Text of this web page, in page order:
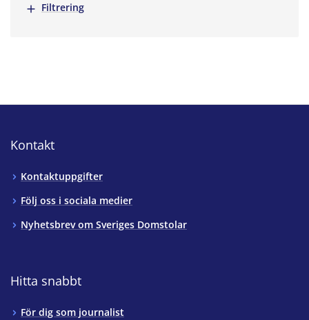
Visa merFiltrering
Kontakt
Kontaktuppgifter
Följ oss i sociala medier
Nyhetsbrev om Sveriges Domstolar
Hitta snabbt
För dig som journalist